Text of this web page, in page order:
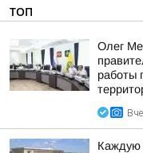
ТОП
Олег
работы
Каждую